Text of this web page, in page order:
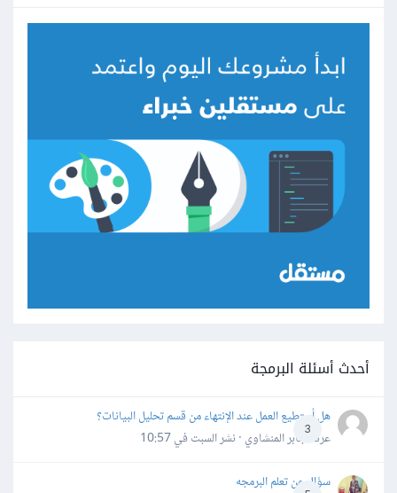
أحدث أسئلة البرمجة
3
هل أستطيع العمل عند الإنتهاء من قسم تحليل البيانات؟
عرفه جابر المنشاوي · نشرالسبت في 10:57
سؤال عن تعلم البرمجه